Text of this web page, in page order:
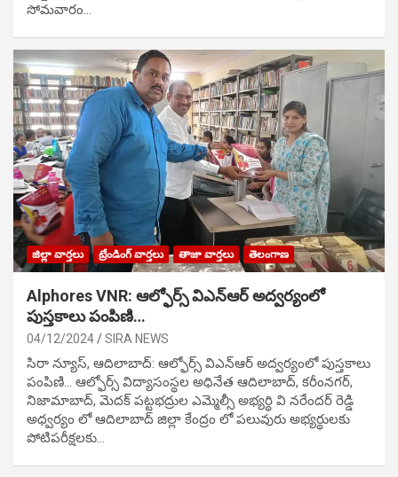
సోమవారం…
జిల్లా వార్తలు ట్రేండింగ్ వార్తలు తాజా వార్తలు తెలంగాణ
Alphores VNR: ఆల్ఫోర్స్ విఎన్ఆర్ అద్వర్యంలో
పుస్తకాలు పంపిణి…
04/12/2024 SIRA NEWS
సిరా న్యూస్, ఆదిలాబాద్: ఆల్ఫోర్స్ విఎన్ఆర్ అద్వర్యంలో పుస్తకాలు
పంపిణి… ఆల్ఫోర్స్ విద్యాసంస్థల అధినేత ఆదిలాబాద్, కరీంనగర్,
నిజామాబాద్, మెదక్ పట్టభద్రుల ఎమ్మెల్సీ అభ్యర్థి వి నరేందర్ రెడ్డి
అధ్వర్యం లో ఆదిలాబాద్ జిల్లా కేంద్రం లో పలువురు అభ్యర్థులకు
పోటిప‌రీక్ష‌ల‌కు…